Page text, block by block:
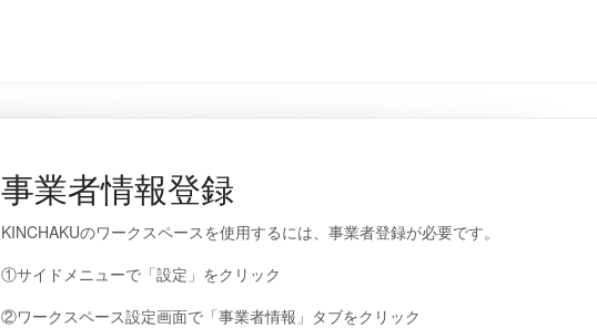
事業者情報登録
KINCHAKUのワークスペースを使用するには、事業者登録が必要です。
①サイドメニューで「設定」をクリック
②ワークスペース設定画面で「事業者情報」タブをクリック